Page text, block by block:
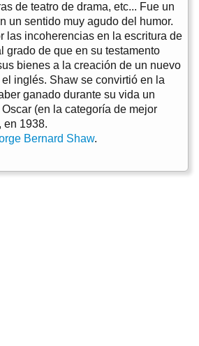
de teatro de drama, etc... Fue un
un sentido muy agudo del humor.
las incoherencias en la escritura de
grado de que en su testamento
bienes a la creación de un nuevo
inglés. Shaw se convirtió en la
ganado durante su vida un
(en la categoría de mejor
en 1938.
Bernard Shaw.